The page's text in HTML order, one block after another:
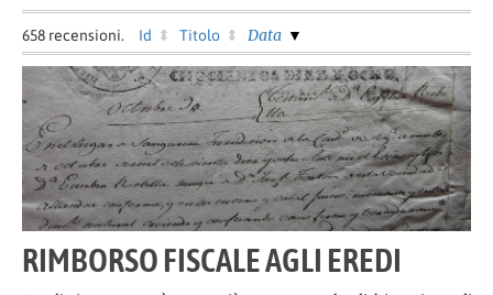
658 recensioni. Id Titolo Data
RIMBORSO FISCALE AGLI EREDI